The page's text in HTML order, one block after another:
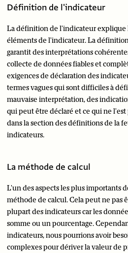
Définition de l'indicateur
La définition de l'indicateur explique
éléments de l'indicateur. La
garantit des interprétations
collecte de données fiables et
exigences de déclaration des
termes vagues qui sont difficiles à
mauvaise interprétation, des
qui peut être déclaré et ce qui ne
dans la section des définitions de la
indicateurs.
La méthode de calcul
L'un des aspects les plus importants
méthode de calcul. Cela peut ne pas
plupart des indicateurs car les
somme ou un pourcentage.
indicateurs, nous pourrions avoir
complexes pour dériver la valeur de